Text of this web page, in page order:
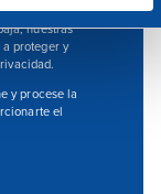
momento.
nuestras
proteger y
y procese la
el